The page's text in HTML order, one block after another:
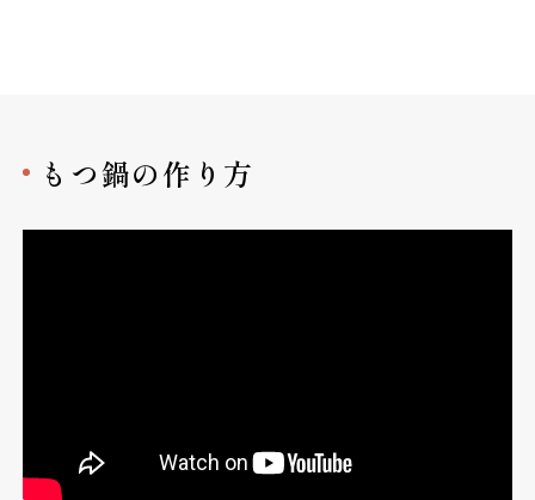
もつ鍋の作り方